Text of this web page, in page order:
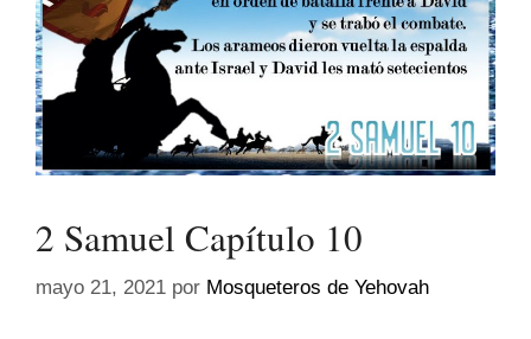
2 Samuel Capítulo 10
mayo 21, 2021 por Mosqueteros de Yehovah